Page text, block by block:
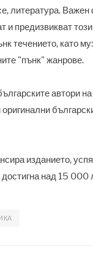
литература.
и предизвикват
течението, като
"пънк" жанрове.
автори
изданието,
над 15 000